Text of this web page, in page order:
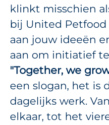
klinkt misschien
bij United Petfood
aan jouw ideeën
aan om initiatief
"Together, we
een slogan, het is
dagelijks werk.
elkaar, tot het